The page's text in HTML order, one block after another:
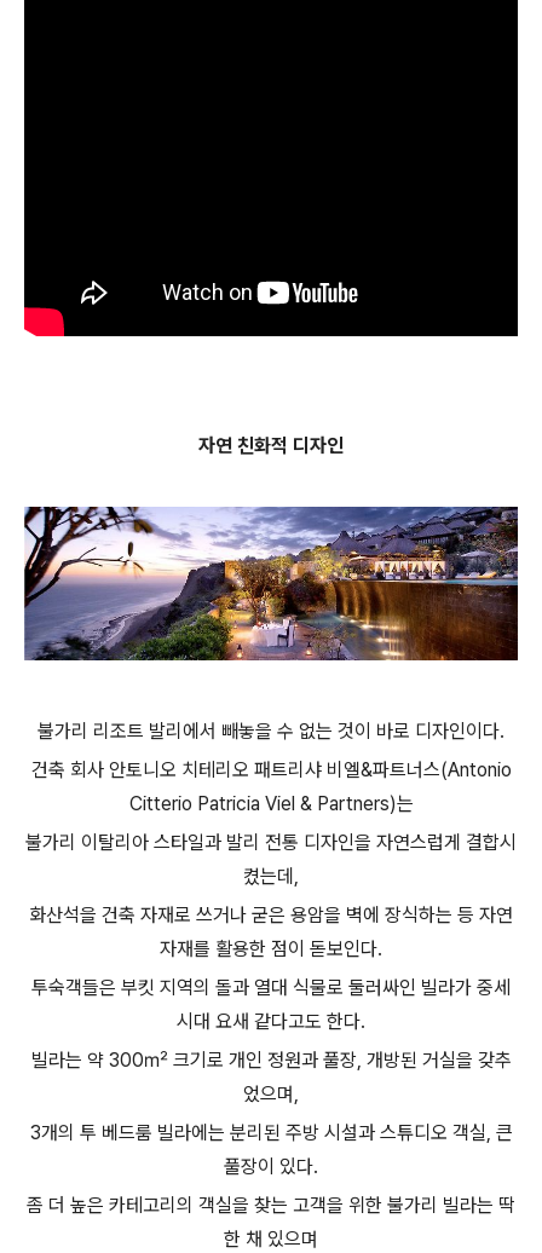
자연 친화적 디자인
불가리 리조트 발리에서 빼놓을 수 없는 것이 바로 디자인이다.
건축 회사 안토니오 치테리오 패트리샤 비엘&파트너스(Antonio
Citterio Patricia Viel & Partners)는
불가리 이탈리아 스타일과 발리 전통 디자인을 자연스럽게 결합시
켰는데,
화산석을 건축 자재로 쓰거나 굳은 용암을 벽에 장식하는 등 자연
자재를 활용한 점이 돋보인다.
투숙객들은 부킷 지역의 돌과 열대 식물로 둘러싸인 빌라가 중세
시대 요새 같다고도 한다.
빌라는 약 300㎡ 크기로 개인 정원과 풀장, 개방된 거실을 갖추
었으며,
3개의 투 베드룸 빌라에는 분리된 주방 시설과 스튜디오 객실, 큰
풀장이 있다.
좀 더 높은 카테고리의 객실을 찾는 고객을 위한 불가리 빌라는 딱
한 채 있으며